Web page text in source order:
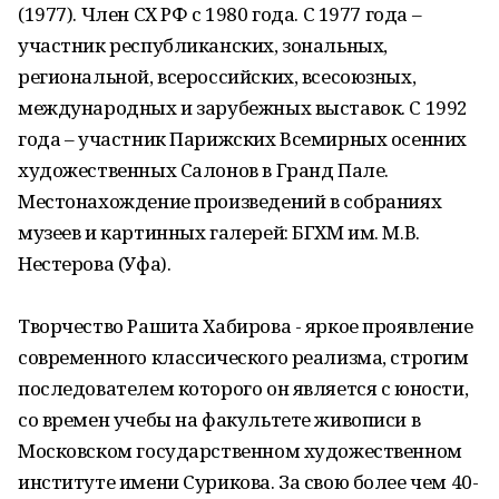
(1977). Член СХ РФ с 1980 года. С 1977 года –
участник республиканских, зональных,
региональной, всероссийских, всесоюзных,
международных и зарубежных выставок. С 1992
года – участник Парижских Всемирных осенних
художественных Салонов в Гранд Пале.
Местонахождение произведений в собраниях
музеев и картинных галерей: БГХМ им. М.В.
Нестерова (Уфа).
Творчество Рашита Хабирова - яркое проявление
современного классического реализма, строгим
последователем которого он является с юности,
со времен учебы на факультете живописи в
Московском государственном художественном
институте имени Сурикова. За свою более чем 40-